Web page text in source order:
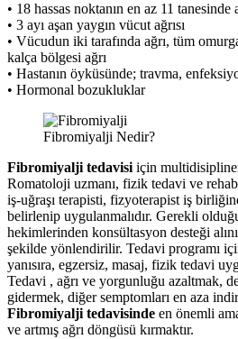
• 18 hassas noktanın en az 11 tanesinde
• 3 ayı aşan yaygın vücut ağrısı
• Vücudun iki tarafında ağrı, tüm
kalça bölgesi ağrı
• Hastanın öyküsünde; travma,
• Hormonal bozukluklar
Fibromiyalji Nedir?
Fibromiyalji tedavisi için
Romatoloji uzmanı, fizik tedavi ve
iş-uğraşı terapisti, fizyoterapist iş
belirlenip uygulanmalıdır. Gerekli
hekimlerinden konsültasyon desteği
şekilde yönlendirilir. Tedavi programı
yanısıra, egzersiz, masaj, fizik tedavi
Tedavi , ağrı ve yorgunluğu azaltmak,
gidermek, diğer semptomları en aza
Fibromiyalji tedavisinde en önemli
ve artmış ağrı döngüsü kırmaktır.